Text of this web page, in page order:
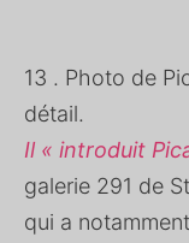
13 . Photo de
détail.
Il « introduit
galerie 291 de
qui a